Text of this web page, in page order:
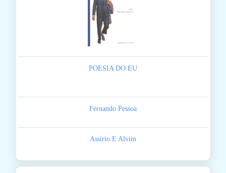
POESIA DO EU
Fernando Pessoa
Assirio E Alvim